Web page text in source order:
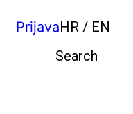
PrijavaHR / EN